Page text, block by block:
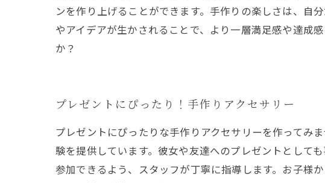
ンを作り上げることができます。手作りの楽しさは、自
やアイデアが生かされることで、より一層満足感や達成
か？
プレゼントにぴったり！手作りアクセサリー
プレゼントにぴったりな手作りアクセサリーを作ってみ
験を提供しています。彼女や友達へのプレゼントとして
参加できるよう、スタッフが丁寧に指導します。お子様